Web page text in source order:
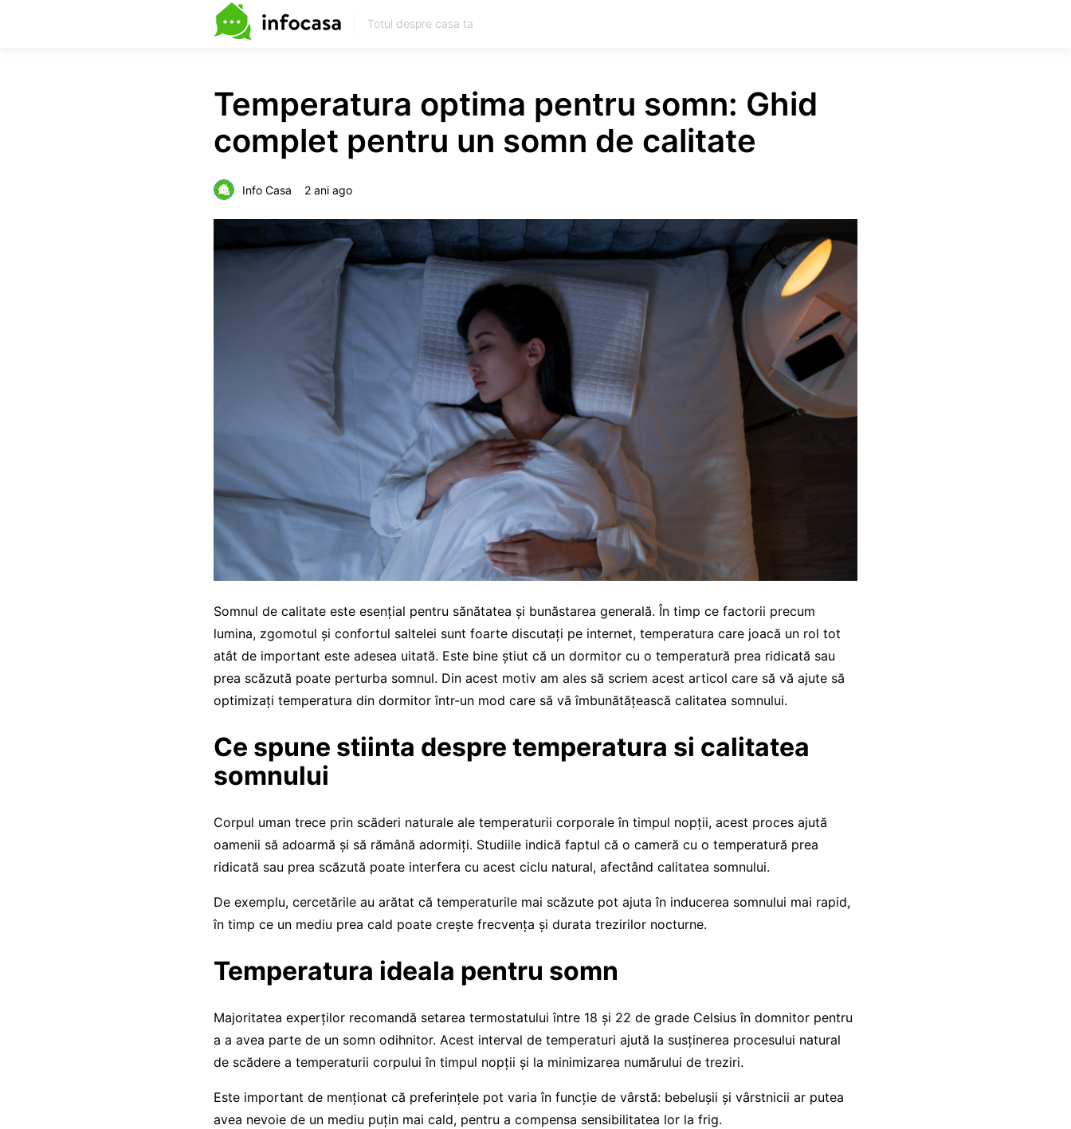
Totul despre casa ta
Temperatura optima pentru somn: Ghid
complet pentru un somn de calitate
Info Casa 2 ani ago
Somnul de calitate este esențial pentru sănătatea și bunăstarea generală. În timp ce factorii precum
lumina, zgomotul și confortul saltelei sunt foarte discutați pe internet, temperatura care joacă un rol tot
atât de important este adesea uitată. Este bine știut că un dormitor cu o temperatură prea ridicată sau
prea scăzută poate perturba somnul. Din acest motiv am ales să scriem acest articol care să vă ajute să
optimizați temperatura din dormitor într-un mod care să vă îmbunătățească calitatea somnului.
Ce spune stiinta despre temperatura si calitatea
somnului
Corpul uman trece prin scăderi naturale ale temperaturii corporale în timpul nopții, acest proces ajută
oamenii să adoarmă și să rămână adormiți. Studiile indică faptul că o cameră cu o temperatură prea
ridicată sau prea scăzută poate interfera cu acest ciclu natural, afectând calitatea somnului.
De exemplu, cercetările au arătat că temperaturile mai scăzute pot ajuta în inducerea somnului mai rapid,
în timp ce un mediu prea cald poate crește frecvența și durata trezirilor nocturne.
Temperatura ideala pentru somn
Majoritatea experților recomandă setarea termostatului între 18 și 22 de grade Celsius în domnitor pentru
a a avea parte de un somn odihnitor. Acest interval de temperaturi ajută la susținerea procesului natural
de scădere a temperaturii corpului în timpul nopții și la minimizarea numărului de treziri.
Este important de menționat că preferințele pot varia în funcție de vârstă: bebelușii și vârstnicii ar putea
avea nevoie de un mediu puțin mai cald, pentru a compensa sensibilitatea lor la frig.